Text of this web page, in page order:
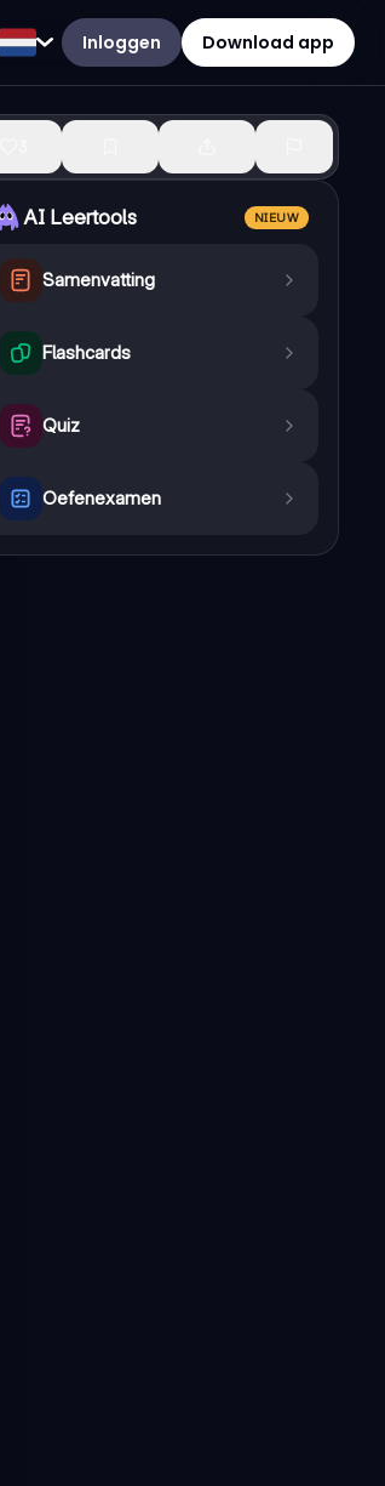
Inloggen Download app
AI Leertools NIEUW
Samenvatting
Flashcards
Quiz
Oefenexamen